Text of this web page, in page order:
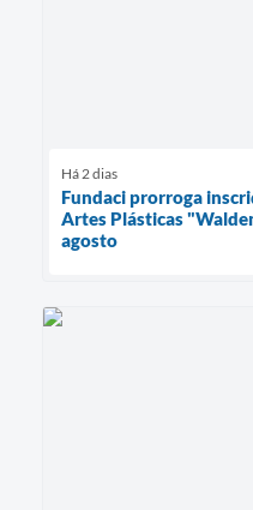
Há 2 dias
Fundaci prorroga
Artes Plásticas
agosto